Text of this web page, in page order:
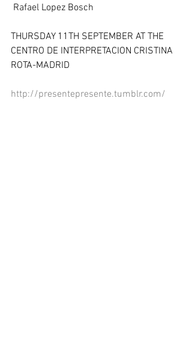
Rafael Lopez Bosch
THURSDAY 11TH SEPTEMBER AT THE
CENTRO DE INTERPRETACION CRISTINA
ROTA-MADRID
http://presentepresente.tumblr.com/